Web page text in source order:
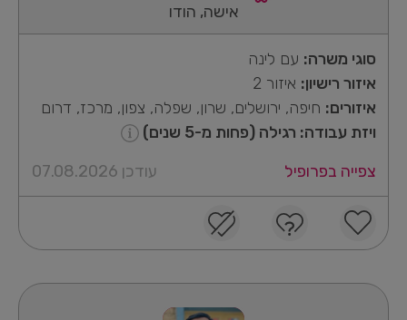
אישה, הודו
סוגי משרה: עם לינה
איזור רישיון: איזור 2
איזורים: חיפה, ירושלים, שרון, שפלה, צפון, מרכז, דרום
ויזת עבודה: רגילה (פחות מ-5 שנים)
צפייה בפרופיל
עודכן 07.08.2026